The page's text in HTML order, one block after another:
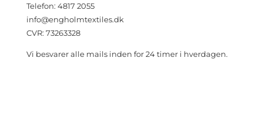
Telefon: 4817 2055
info@engholmtextiles.dk
CVR: 73263328
Vi besvarer alle mails inden for 24 timer i hverdagen.